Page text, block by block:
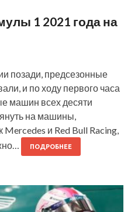
1 2021 года на
позади, предсезонные
и по ходу первого часа
машин всех десяти
на машины,
Mercedes и Red Bull Racing,
ПОДРОБНЕЕ